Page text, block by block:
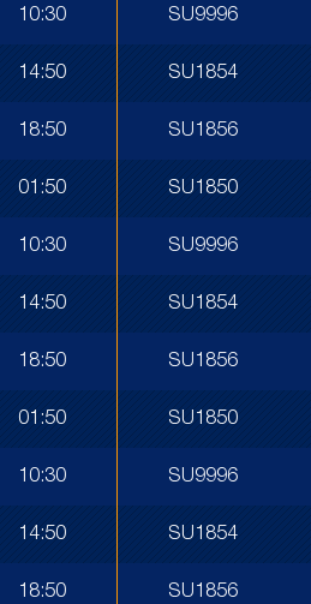
10:30 SU9996
14:50 SU1854
18:50 SU1856
01:50 SU1850
10:30 SU9996
14:50 SU1854
18:50 SU1856
01:50 SU1850
10:30 SU9996
14:50 SU1854
18:50 SU1856